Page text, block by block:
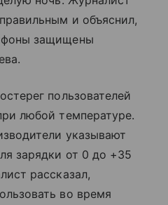
и объяснил,
защищены
пользователей
любой температуре.
указывают
зарядки от 0 до +35
рассказал,
во время